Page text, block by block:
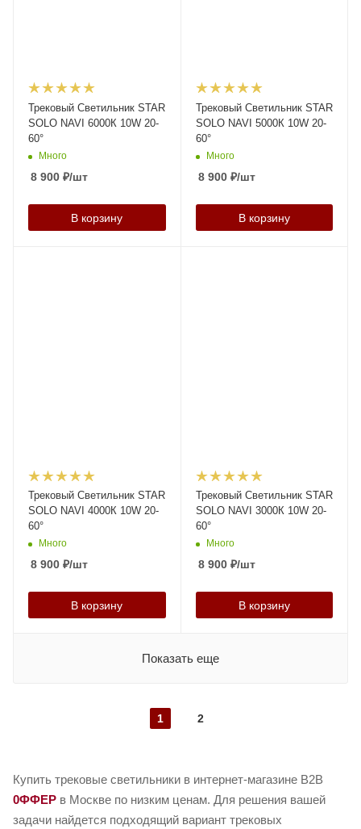
Трековый Светильник STAR
SOLO NAVI 6000К 10W 20-
60°
Много
8 900 ₽/шт
В корзину
Трековый Светильник STAR
SOLO NAVI 5000К 10W 20-
60°
Много
8 900₽/шт
В корзину
Трековый Светильник STAR
SOLO NAVI 4000К 10W 20-
60°
Много
8 900 ₽/шт
В корзину
Трековый Светильник STAR
SOLO NAVI 3000К 10W 20-
60°
Много
8 900₽/шт
В корзину
Показать еще
1 2
Купить трековые светильники в интернет-магазине B2B
0ФФЕР в Москве по низким ценам. Для решения вашей
задачи найдется подходящий вариант трековых